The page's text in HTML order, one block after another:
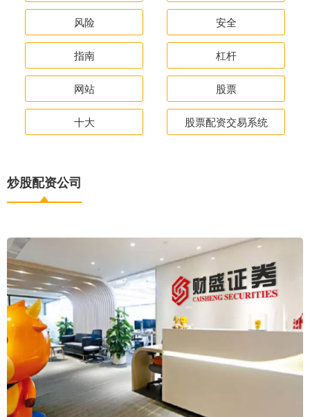
风险 安全
指南 杠杆
网站 股票
十大 股票配资交易系统
炒股配资公司